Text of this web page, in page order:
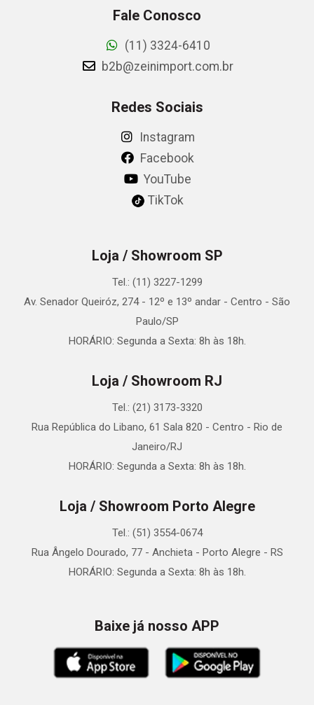
Fale Conosco
(11) 3324-6410
b2b@zeinimport.com.br
Redes Sociais
Instagram
Facebook
YouTube
TikTok
Loja / Showroom SP
Tel.: (11) 3227-1299
Av. Senador Queiróz, 274 - 12º e 13º andar - Centro - São
Paulo/SP
HORÁRIO: Segunda a Sexta: 8h às 18h.
Loja / Showroom RJ
Tel.: (21) 3173-3320
Rua República do Libano, 61 Sala 820 - Centro - Rio de
Janeiro/RJ
HORÁRIO: Segunda a Sexta: 8h às 18h.
Loja / Showroom Porto Alegre
Tel.: (51) 3554-0674
Rua Ângelo Dourado, 77 - Anchieta - Porto Alegre - RS
HORÁRIO: Segunda a Sexta: 8h às 18h.
Baixe já nosso APP